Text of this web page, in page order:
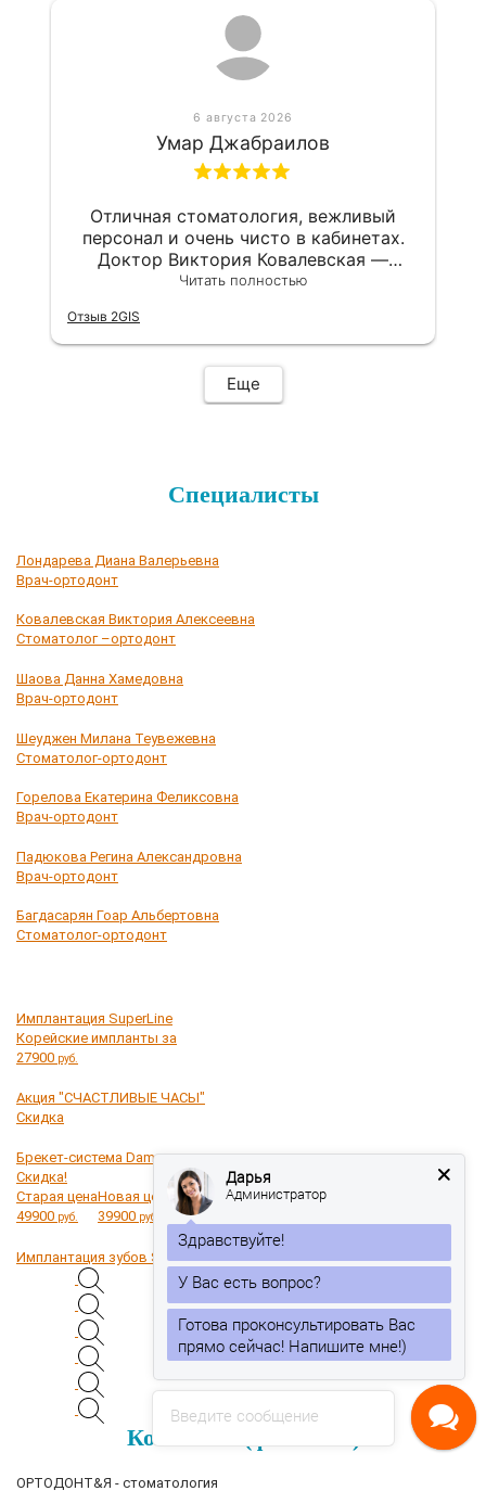
Специалисты
Лондарева Диана Валерьевна
Врач-ортодонт
Ковалевская Виктория Алексеевна
Стоматолог –ортодонт
Шаова Данна Хамедовна
Врач-ортодонт
Шеуджен Милана Теувежевна
Стоматолог-ортодонт
Горелова Екатерина Феликсовна
Врач-ортодонт
Падюкова Регина Александровна
Врач-ортодонт
Багдасарян Гоар Альбертовна
Стоматолог-ортодонт
Имплантация SuperLine
Корейские импланты за
27900 руб.
Акция "СЧАСТЛИВЫЕ ЧАСЫ"
Скидка
Брекет-система Damon
Скидка!
Старая цена
49900 руб.
Новая цена
39900 руб.
Имплантация зубов Straumann
6 августа 2026
Умар Джабраилов
Отличная стоматология, вежливый
персонал и очень чисто в кабинетах.
Доктор Виктория Ковалевская —
настоящий профессионал своего дела,
боли. Все этапы процедуры мне
подробно объяснили и подобрали
качественные материалы. Теперь буду
обращаться только сюда и
рекомендовать клинику всем
Читать полностью
Отзыв 2GIS
Еще
Контакты (филиалы)
ОРТОДОНТ&Я - стоматология
Введите сообщение
Дарья
Администратор
Здравствуйте!
Готова проконсультировать Вас
прямо сейчас! Напишите мне!)